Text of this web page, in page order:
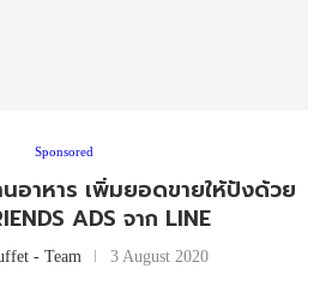
Sponsored
นอาหาร เพิ่มยอดขายให้ปังด้วย
ADS จาก LINE
- Team 3 August 2020